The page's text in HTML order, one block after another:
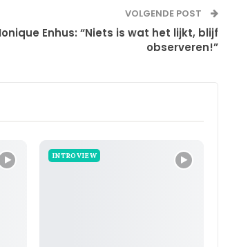
VOLGENDE POST
Enhus: “Niets is wat het lijkt, blijf
observeren!”
INTROVIEW